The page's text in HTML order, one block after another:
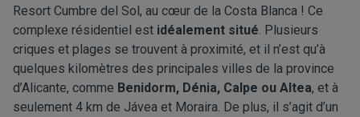
Resort Cumbre del Sol, au cœur de la Costa Blanca ! Ce
complexe résidentiel est idéalement situé . Plusieurs
criques et plages se trouvent à proximité, et il n’est qu’à
quelques kilomètres des principales villes de la province
d’Alicante, comme Benidorm, Dénia, Calpe ou Altea, et à
seulement 4 km de Jávea et Moraira. De plus, il s’agit d’un